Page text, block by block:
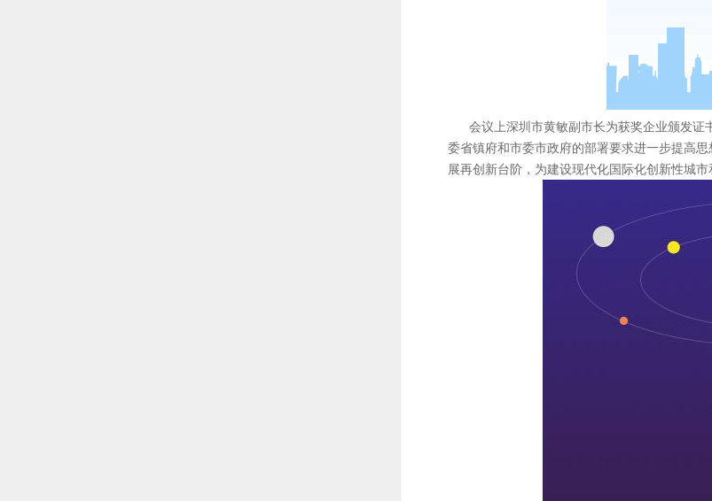
会议上深圳市黄敏副市长为获奖企业颁发证
委省镇府和市委市政府的部署要求进一步提高
展再创新台阶，为建设现代化国际化创新性城